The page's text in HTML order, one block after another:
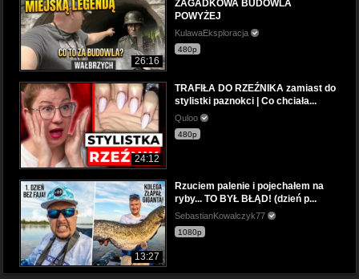
26:16
ZAGADKOWA BUDOWLA
POWYŻEJ
KulawaEksploracja
480p
24:12
TRAFIŁA DO RZEŹNIKA zamiast do
stylistki paznokci | Co chciała...
Quloo
480p
13:27
Rzuciem palenie i pojechałem na
ryby... TO BYŁ BŁĄD! (dzień p...
SebastianKowalczyk77
1080p